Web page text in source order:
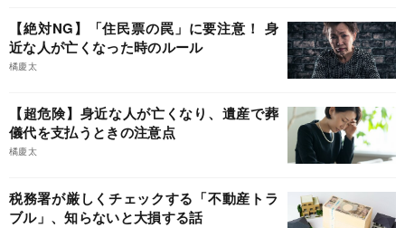
【絶対NG】「住民票の罠」に要注意！ 身
近な人が亡くなった時のルール
橘慶太
【超危険】身近な人が亡くなり、遺産で葬
儀代を支払うときの注意点
橘慶太
税務署が厳しくチェックする「不動産トラ
ブル」、知らないと大損する話